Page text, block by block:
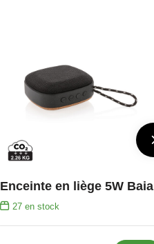
Enceinte en liège 5W Baia
27 en stock